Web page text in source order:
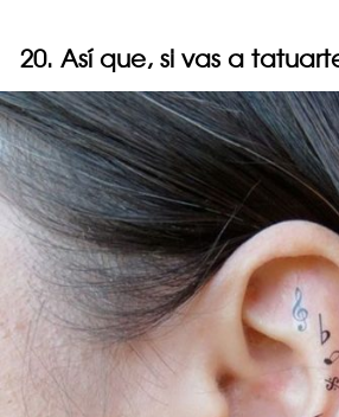
20. Así que, si vas a